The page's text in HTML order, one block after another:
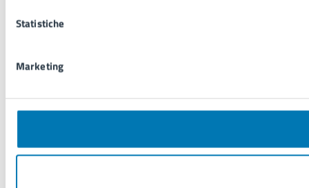
Statistiche
Marketing